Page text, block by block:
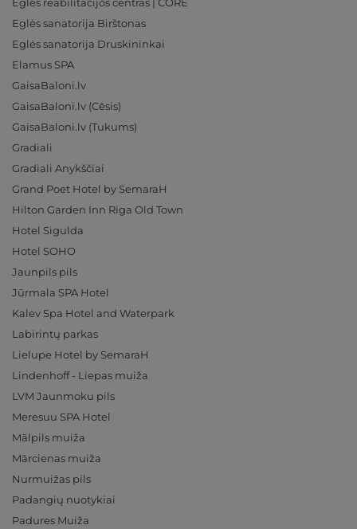
Eglės sanatorija Birštonas
Eglės sanatorija Druskininkai
Elamus SPA
GaisaBaloni.lv
GaisaBaloni.lv (Cēsis)
GaisaBaloni.lv (Tukums)
Gradiali
Gradiali Anykščiai
Grand Poet Hotel by SemaraH
Hilton Garden Inn Riga Old Town
Hotel Sigulda
Hotel SOHO
Jaunpils pils
Jūrmala SPA Hotel
Kalev Spa Hotel and Waterpark
Labirintų parkas
Lielupe Hotel by SemaraH
Lindenhoff - Liepas muiža
LVM Jaunmoku pils
Meresuu SPA Hotel
Mālpils muiža
Mārcienas muiža
Nurmuižas pils
Padangių nuotykiai
Padures Muiža